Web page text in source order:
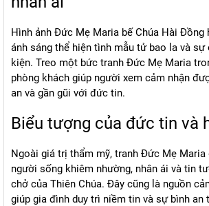
Hình ảnh Đức Mẹ Maria bế Chúa Hài Đồng
ánh sáng thể hiện tình mẫu tử bao la và
kiện. Treo một bức tranh Đức Mẹ Maria
phòng khách giúp người xem cảm nhận
an và gần gũi với đức tin.
Biểu tượng của đức tin và
Ngoài giá trị thẩm mỹ, tranh Đức Mẹ
người sống khiêm nhường, nhân ái và tin
chở của Thiên Chúa. Đây cũng là nguồn
giúp gia đình duy trì niềm tin và sự bình an